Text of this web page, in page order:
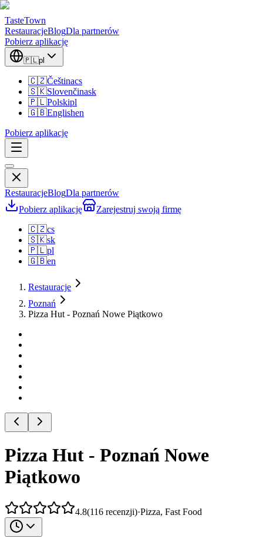
TasteTown
RestauracjeBlogDla partnerów
Pobierz aplikację
🇵🇱pl
🇨🇿Češtinacs
🇸🇰Slovenčinask
🇵🇱Polskipl
🇬🇧Englishen
Pobierz aplikację
RestauracjeBlogDla partnerów
Pobierz aplikację
Zarejestruj swoją firmę
🇨🇿cs
🇸🇰sk
🇵🇱pl
🇬🇧en
Restauracje
Poznań
Pizza Hut - Poznań Nowe Piątkowo
Pizza Hut - Poznań Nowe
Piątkowo
4.8(116 recenzji)·Pizza, Fast Food